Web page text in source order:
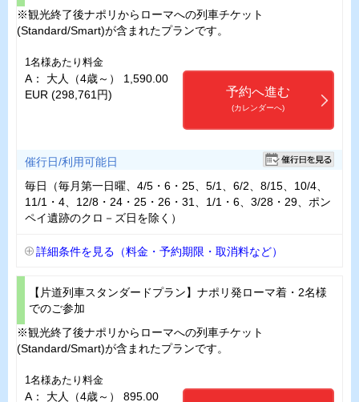
※観光終了後ナポリからローマへの列車チケット
(Standard/Smart)が含まれたプランです。
1名様あたり料金
A： 大人（4歳～） 1,590.00
EUR (298,761円)
予約へ進む
(カレンダーへ)
催行日/利用可能日
毎日（毎月第一日曜、4/5・6・25、5/1、6/2、8/15、10/4、
11/1・4、12/8・24・25・26・31、1/1・6、3/28・29、ポン
ペイ遺跡のクロ－ズ日を除く）
詳細条件を見る（料金・予約期限・取消料など）
【片道列車スタンダードプラン】ナポリ発ローマ着・2名様
でのご参加
※観光終了後ナポリからローマへの列車チケット
(Standard/Smart)が含まれたプランです。
1名様あたり料金
A： 大人（4歳～） 895.00